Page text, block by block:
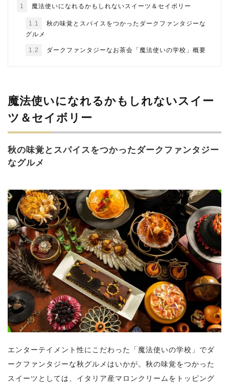
1 魔法使いになれるかもしれないスイーツ＆セイボリー
1.1
秋の味覚とスパイスをつかったダークファンタジーな
グルメ
1.2 ダークファンタジーなお茶会「魔法使いの学校」概要
魔法使いになれるかもしれないスイー
ツ＆セイボリー
秋の味覚とスパイスをつかったダークファンタジー
なグルメ
エンターテイメント性にこだわった「魔法使いの学校」でダ
ークファンタジーな秋グルメはいかが。秋の味覚をつかった
スイーツとしては、イタリア産マロンクリームをトッピング